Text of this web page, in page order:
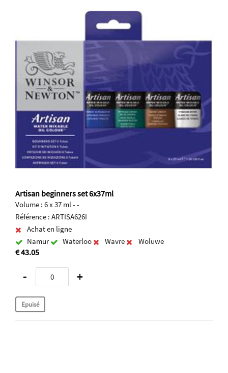
Artisan beginners set 6x37ml
Volume : 6 x 37 ml - -
Référence : ARTISA626I
Achat en ligne
Namur
Waterloo Wavre Woluwe
€ 43.05
- +